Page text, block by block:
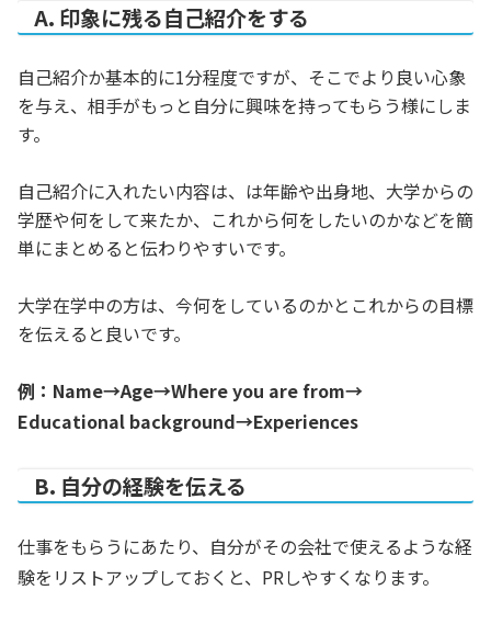
A. 印象に残る自己紹介をする
自己紹介か基本的に1分程度ですが、そこでより良い心象
を与え、相手がもっと自分に興味を持ってもらう様にしま
す。
自己紹介に入れたい内容は、は年齢や出身地、大学からの
学歴や何をして来たか、これから何をしたいのかなどを簡
単にまとめると伝わりやすいです。
大学在学中の方は、今何をしているのかとこれからの目標
を伝えると良いです。
例：Name→Age→Where you are from→
Educational background→Experiences
B. 自分の経験を伝える
仕事をもらうにあたり、自分がその会社で使えるような経
験をリストアップしておくと、PRしやすくなります。